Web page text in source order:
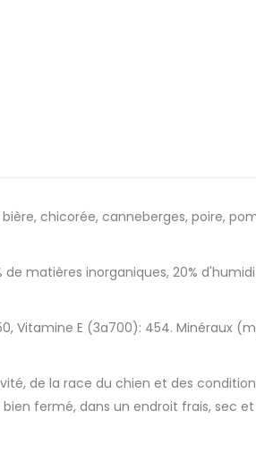
chicorée, canneberges, poire,
de matières inorganiques, 20%
Vitamine E (3a700): 454. Minéraux
de la race du chien et des
fermé, dans un endroit frais, sec et